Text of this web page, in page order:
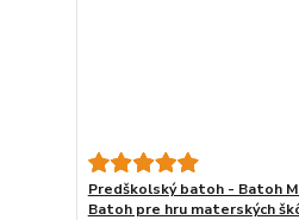
Predškolský batoh - Batoh
Batoh pre hru materských